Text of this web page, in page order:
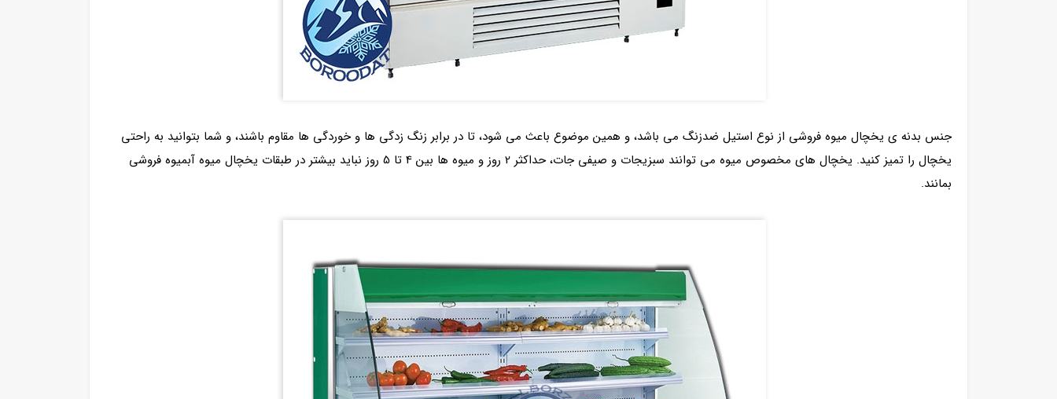
جنس بدنه ی یخچال میوه فروشی از نوع استیل ضدزنگ می باشد، و همین موضوع باعث می شود، تا در برابر زنگ زدگی ها و خوردگی ها مقاوم باشند، و شما بتوانید به راحتی
یخچال را تمیز کنید. یخچال های مخصوص میوه می توانند سبزیجات و صیفی جات، حداکثر 2 روز و میوه ها بین 4 تا 5 روز نباید بیشتر در طبقات یخچال میوه آبمیوه فروشی
بمانند.